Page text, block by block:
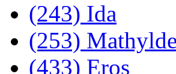
(243) Ida
(253) Mathylde
(433) Eros